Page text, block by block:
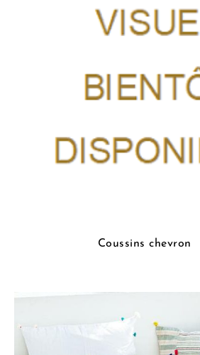
Coussins chevron